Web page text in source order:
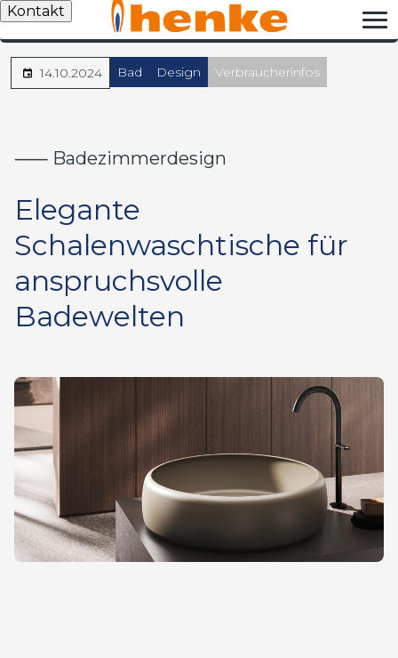
Kontakt
14.10.2024 Bad Design Verbraucherinfos
⸺ Badezimmerdesign
Elegante
Schalenwaschtische für
anspruchsvolle
Badewelten